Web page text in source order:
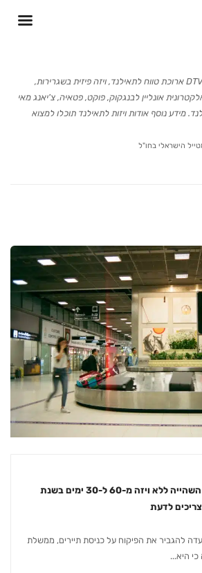
אשרות ויזה לתאילנד – ויזת DTV ארוכת טווח לתאילנד, ויזה פיזית בשגרירות,
אונליין לבנגקוק, פוקט, פטאיה, צ'יאנג מאי
מידע נוסף אודות ויזות לתאילנד תוכלו למצוא
הישראלי בחו"ל
תאילנד מצמצמת את השהייה ללא ויזה מ-60 ל-30 ימים בשנת
להגביר את הפיקוח על כניסת תיירים, ממשלת
היא...